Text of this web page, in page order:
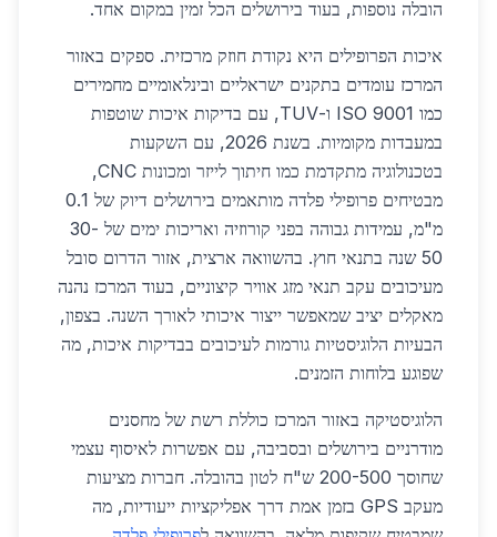
הובלה נוספות, בעוד בירושלים הכל זמין במקום אחד.
איכות הפרופילים היא נקודת חוזק מרכזית. ספקים באזור
המרכז עומדים בתקנים ישראליים ובינלאומיים מחמירים
כמו ISO 9001 ו-TUV, עם בדיקות איכות שוטפות
במעבדות מקומיות. בשנת 2026, עם השקעות
בטכנולוגיה מתקדמת כמו חיתוך לייזר ומכונות CNC,
מבטיחים פרופילי פלדה מותאמים בירושלים דיוק של 0.1
מ"מ, עמידות גבוהה בפני קורוזיה ואריכות ימים של 30-
50 שנה בתנאי חוץ. בהשוואה ארצית, אזור הדרום סובל
מעיכובים עקב תנאי מזג אוויר קיצוניים, בעוד המרכז נהנה
מאקלים יציב שמאפשר ייצור איכותי לאורך השנה. בצפון,
הבעיות הלוגיסטיות גורמות לעיכובים בבדיקות איכות, מה
שפוגע בלוחות הזמנים.
הלוגיסטיקה באזור המרכז כוללת רשת של מחסנים
מודרניים בירושלים ובסביבה, עם אפשרות לאיסוף עצמי
שחוסך 200-500 ש"ח לטון בהובלה. חברות מציעות
מעקב GPS בזמן אמת דרך אפליקציות ייעודיות, מה